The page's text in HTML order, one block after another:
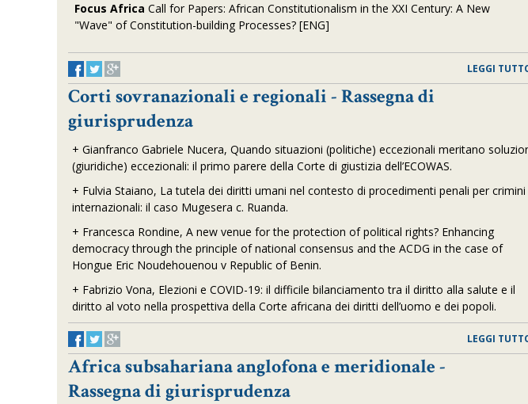
Focus Africa Call for Papers: African Constitutionalism in the XXI Century: A New
"Wave" of Constitution-building Processes? [ENG]
LEGGI
Corti sovranazionali e regionali - Rassegna di
giurisprudenza
+Gianfranco Gabriele Nucera, Quando situazioni (politiche) eccezionali meritano
(giuridiche) eccezionali: il primo parere della Corte di giustizia dell’ECOWAS.
+ Fulvia Staiano, La tutela dei diritti umani nel contesto di procedimenti penali per crimini
internazionali: il caso Mugesera c. Ruanda.
+ Francesca Rondine, A new venue for the protection of political rights? Enhancing
democracy through the principle of national consensus and the ACDG in the case of
Hongue Eric Noudehouenou v Republic of Benin.
+ Fabrizio Vona, Elezioni e COVID-19: il difficile bilanciamento tra il diritto alla salute e il
diritto al voto nella prospettiva della Corte africana dei diritti dell’uomo e dei popoli.
LEGGI
Africa subsahariana anglofona e meridionale -
Rassegna di giurisprudenza